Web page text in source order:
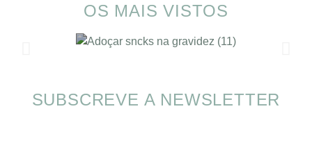
OS MAIS VISTOS
SOMP (SOP): 5 Ideias de Pequenos Almoços
SUBSCREVE A NEWSLETTER